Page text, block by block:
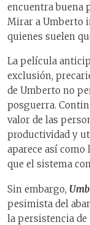
encuentra buena
Mirar a Umberto
quienes suelen
La película
exclusión,
de Umberto no
posguerra.
valor de las
productividad y
aparece así como
que el sistema
Sin embargo,
pesimista del
la persistencia